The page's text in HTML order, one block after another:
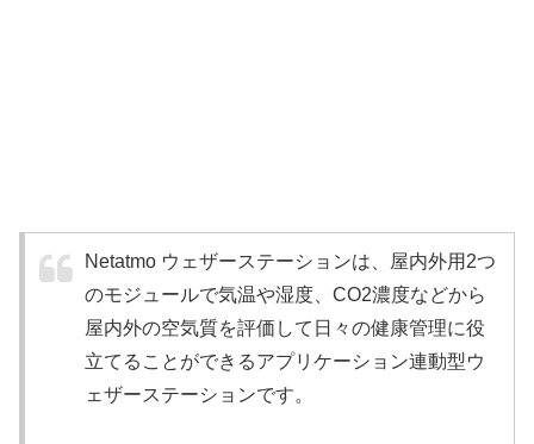
Netatmo ウェザーステーションは、屋内外用2つ
のモジュールで気温や湿度、CO2濃度などから
屋内外の空気質を評価して日々の健康管理に役
立てることができるアプリケーション連動型ウ
ェザーステーションです。